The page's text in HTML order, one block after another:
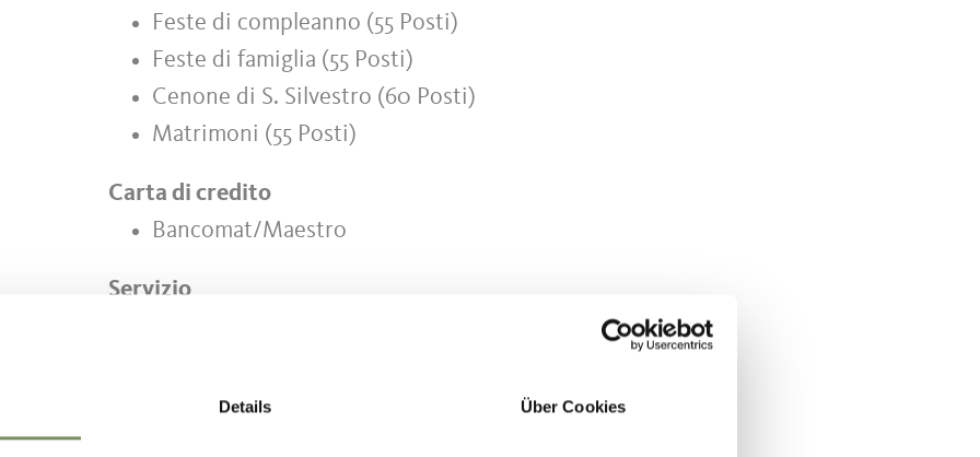
Details Über Cookies
Feste di compleanno (55 Posti)
Feste di famiglia (55 Posti)
Cenone di S. Silvestro (60 Posti)
Matrimoni (55 Posti)
Carta di credito
Bancomat/Maestro
Servizio
Parco giochi